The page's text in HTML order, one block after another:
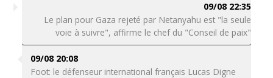
09/08 22:35
Le plan pour Gaza rejeté par Netanyahu est "la seule
voie à suivre", affirme le chef du "Conseil de paix"
09/08 20:08
Foot: le défenseur international français Lucas Digne